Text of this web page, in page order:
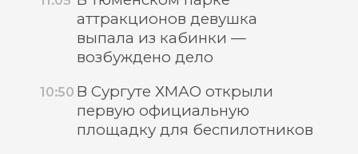
аттракционов девушка
выпала из кабинки —
возбуждено дело
10:50 В Сургуте ХМАО открыли
первую официальную
площадку для беспилотников